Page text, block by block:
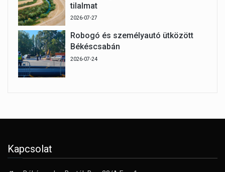
tilalmat
2026-07-27
Robogó és személyautó ütközött
Békéscsabán
2026-07-24
Kapcsolat